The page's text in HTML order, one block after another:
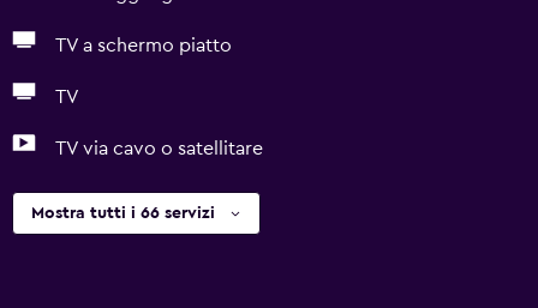
TV a schermo piatto
TV
TV via cavo o satellitare
Mostra tutti i 66 servizi